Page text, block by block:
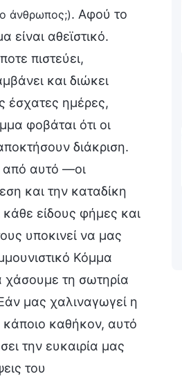
άνθρωπος;). Αφού το
αθεϊστικό.
πιστεύει,
και διώκει
έσχατες ημέρες,
φοβάται ότι οι
διάκριση.
από αυτό —οι
και την καταδίκη
είδους φήμες και
υποκινεί να μας
Κόμμα
χάσουμε τη σωτηρία
μας χαλιναγωγεί η
καθήκον, αυτό
την ευκαιρία μας
του